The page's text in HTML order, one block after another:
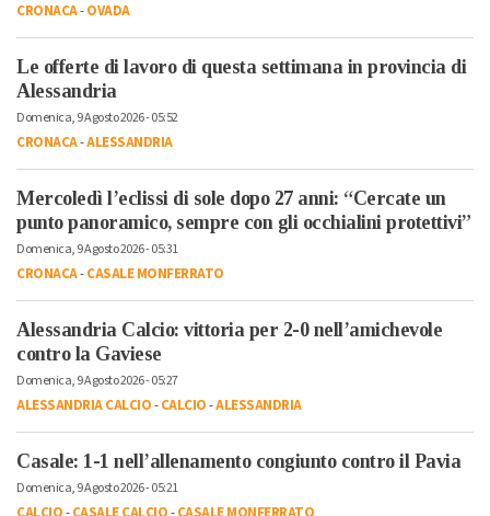
CRONACA-OVADA
Le offerte di lavoro di questa settimana in provincia di
Alessandria
Domenica, 9 Agosto 2026 - 05:52
CRONACA-ALESSANDRIA
Mercoledì l’eclissi di sole dopo 27 anni: “Cercate un
punto panoramico, sempre con gli occhialini protettivi”
Domenica, 9 Agosto 2026 - 05:31
CRONACA-CASALE MONFERRATO
Alessandria Calcio: vittoria per 2-0 nell’amichevole
contro la Gaviese
Domenica, 9 Agosto 2026 - 05:27
ALESSANDRIA CALCIO-CALCIO-ALESSANDRIA
Casale: 1-1 nell’allenamento congiunto contro il Pavia
Domenica, 9 Agosto 2026 - 05:21